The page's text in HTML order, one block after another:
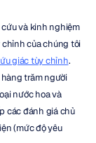
và kinh nghiệm
của chúng tôi
giác tùy chỉnh.
trăm người
nước hoa và
các đánh giá chủ
(mức độ yêu